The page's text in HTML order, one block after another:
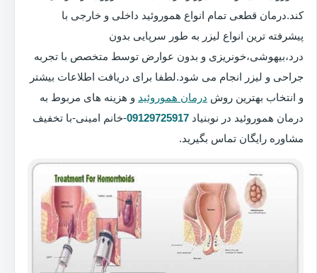
کند.درمان قطعی تمام انواع هموروئید داخلی و خارجی با
پیشرفته ترین انواع لیزر به طور سرپایی بدون
درد،بیهوشی،خونریزی و بدون عوارض توسط متخصص با تجربه
جراحی و لیزر انجام می شود.لطفا برای دریافت اطلاعات بیشتر
و انتخاب بهترین روش درمان هموروئید و هزینه های مربوط به
درمان هموروئید در نوبنیاد 09129725917-خانم امینی-با تخفیف
مشاوره رایگان تماس بگیرید.